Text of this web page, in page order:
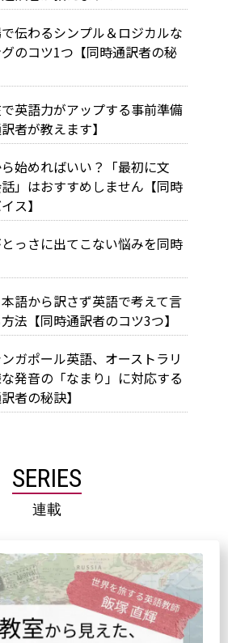
伝わるシンプル＆ロジカルな
のコツ1つ【同時通訳者の秘
英語力がアップする事前準備
者が教えます】
始めればいい？「最初に文
」はおすすめしません【同時
ス】
っさに出てこない悩みを同時
語から訳さず英語で考えて言
法【同時通訳者のコツ3つ】
ガポール英語、オーストラリ
発音の「なまり」に対応する
者の秘訣】
SERIES
連載